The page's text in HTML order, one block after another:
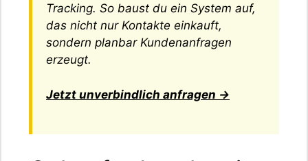
Tracking. So baust du ein System auf,
das nicht nur Kontakte einkauft,
sondern planbar Kundenanfragen
erzeugt.
Jetzt unverbindlich anfragen →